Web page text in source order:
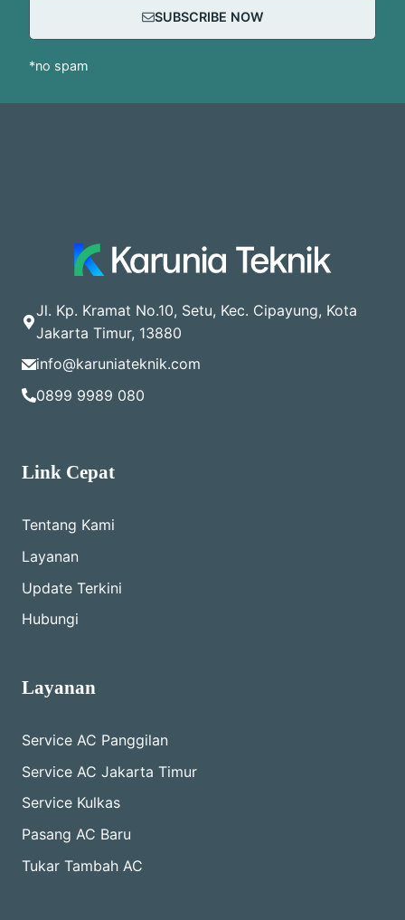
SUBSCRIBE NOW
*no spam
Jl. Kp. Kramat No.10, Setu, Kec. Cipayung, Kota
Jakarta Timur, 13880
info@karuniateknik.com
0899 9989 080
Link Cepat
Tentang Kami
Layanan
Update Terkini
Hubungi
Layanan
Service AC Panggilan
Service AC Jakarta Timur
Service Kulkas
Pasang AC Baru
Tukar Tambah AC